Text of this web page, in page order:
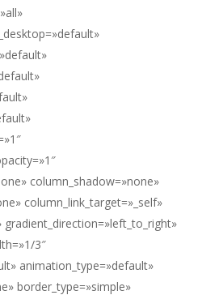
column_shadow=»none»
column_link_target=»_self»
3″
animation_type=»default»
border_type=»simple»